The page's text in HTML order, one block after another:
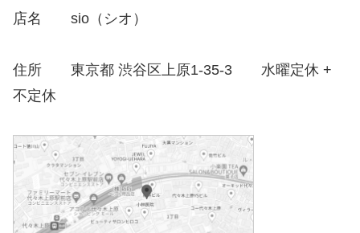
店名 sio（シオ）
住所 東京都 渋谷区上原1-35-3 水曜定休 +
不定休